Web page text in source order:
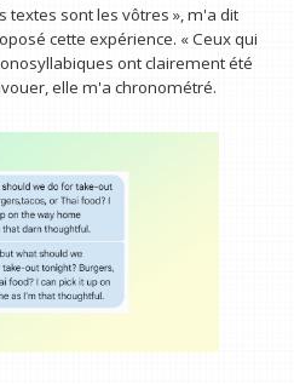
textes sont les vôtres », m'a dit
cette expérience. « Ceux qui
ont clairement été
elle m'a chronométré.